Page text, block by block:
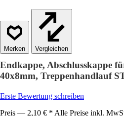
Vergleichen
Endkappe, Abschlusskappe
40x8mm, Treppenhandlauf
Erste Bewertung schreiben
Preis — 2,10 € * Alle Preise inkl.